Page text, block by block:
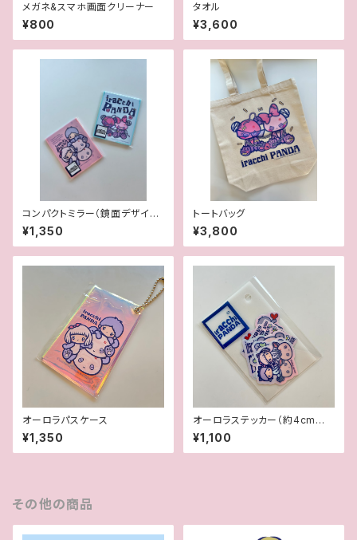
メガネ&スマホ画面クリーナー
¥800
タオル
¥3,600
コンパクトミラー（鏡面デザイン
あり）
¥1,350
トートバッグ
¥3,800
オーロラパスケース
¥1,350
オーロラステッカー（約4cm大）
5枚セット
¥1,100
その他の商品